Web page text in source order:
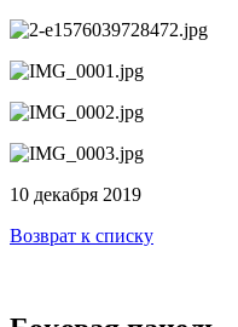
10 декабря 2019
Возврат к списку